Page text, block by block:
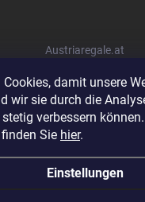
Cookies, damit unsere
wir sie durch die
verbessern
Sie hier.
Einstellungen
Austriaregale.at